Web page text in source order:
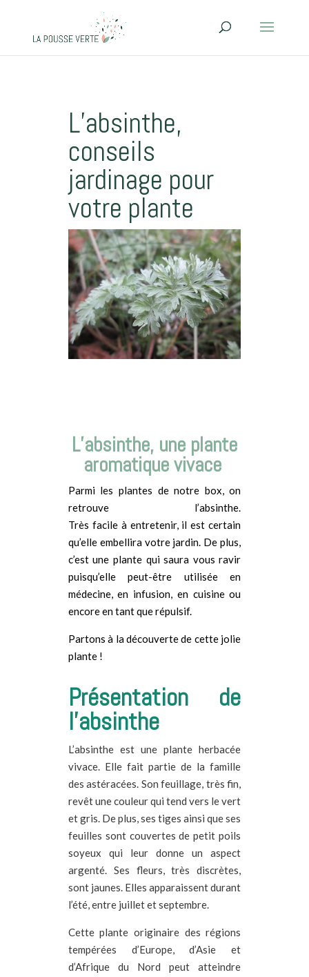
L’absinthe,
conseils
jardinage pour
votre plante
L’absinthe, une plante
aromatique vivace
Parmi les plantes de notre box, on
retrouve l’absinthe.
Très facileà entretenir, il est certain
qu’elle embellira votre jardin. De plus,
c’est une plante qui saura vous ravir
puisqu’elle peut-être utilisée en
médecine, en infusion, en cuisine ou
encore en tant que répulsif.
Partons à la découverte de cette jolie
plante !
Présentation de
l’absinthe
L’absinthe est une plante herbacée
vivace. Elle fait partie de la famille
des astéracées. Son feuillage, très fin,
revêt une couleur qui tend vers le vert
et gris. De plus, ses tiges ainsi que ses
feuilles sont couvertes de petit poils
soyeux qui leur donne un aspect
argenté. Ses fleurs, très discrètes,
sont jaunes. Elles apparaissent durant
l’été, entre juillet et septembre.
Cette plante originaire des régions
tempérées d’Europe, d’Asie et
d’Afrique du Nord peut atteindre